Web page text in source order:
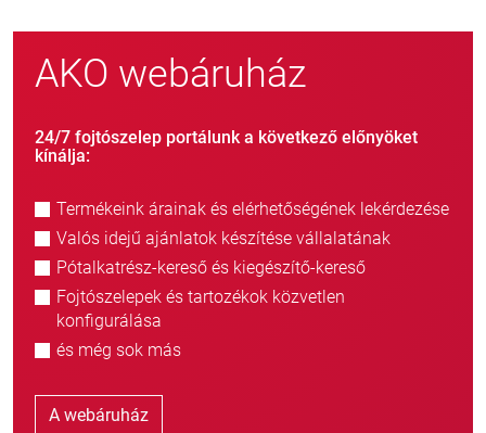
AKO webáruház
24/7 fojtószelep portálunk a következő előnyöket
kínálja:
Termékeink árainak és elérhetőségének lekérdezése
Valós idejű ajánlatok készítése vállalatának
Pótalkatrész-kereső és kiegészítő-kereső
Fojtószelepek és tartozékok közvetlen
konfigurálása
és még sok más
A webáruház